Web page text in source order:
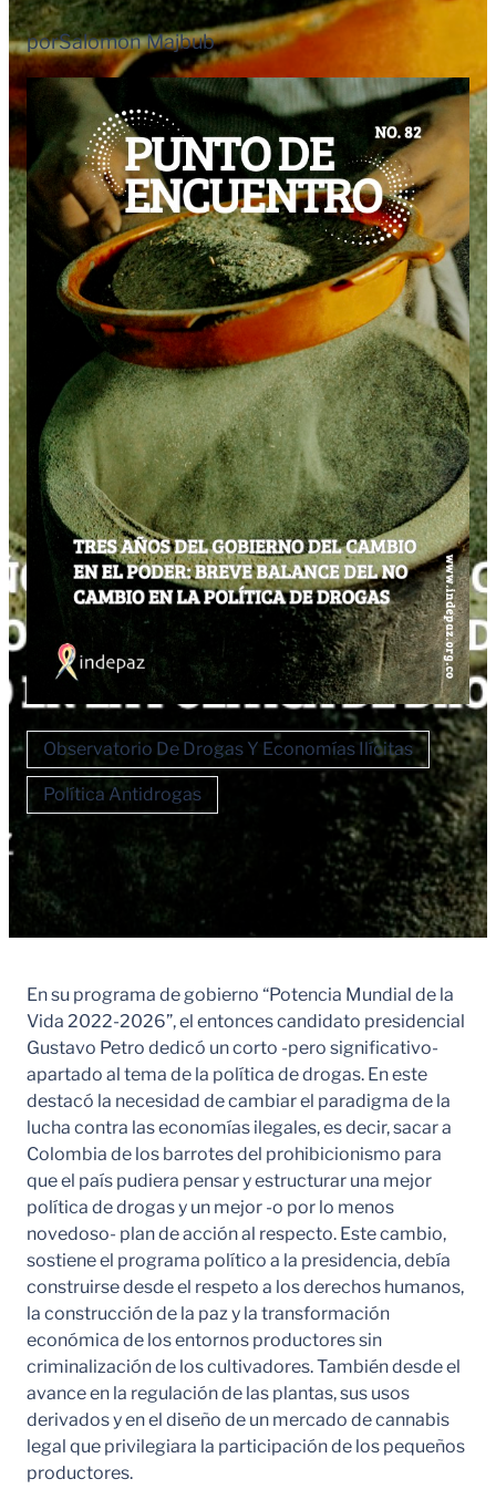
porSalomon Majbub
Observatorio De Drogas Y Economías Ilícitas
Política Antidrogas
En su programa de gobierno “Potencia Mundial de la
Vida 2022-2026”, el entonces candidato presidencial
Gustavo Petro dedicó un corto -pero significativo-
apartado al tema de la política de drogas. En este
destacó la necesidad de cambiar el paradigma de la
lucha contra las economías ilegales, es decir, sacar a
Colombia de los barrotes del prohibicionismo para
que el país pudiera pensar y estructurar una mejor
política de drogas y un mejor -o por lo menos
novedoso- plan de acción al respecto. Este cambio,
sostiene el programa político a la presidencia, debía
construirse desde el respeto a los derechos humanos,
la construcción de la paz y la transformación
económica de los entornos productores sin
criminalización de los cultivadores. También desde el
avance en la regulación de las plantas, sus usos
derivados y en el diseño de un mercado de cannabis
legal que privilegiara la participación de los pequeños
productores.